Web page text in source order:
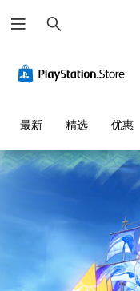
索
最新 精选 优惠